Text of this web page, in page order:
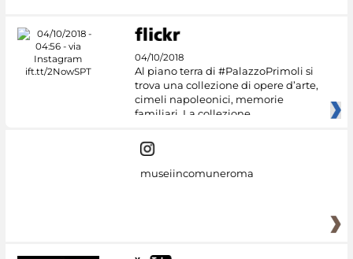
04/10/2018
Al piano terra di #PalazzoPrimoli si
trova una collezione di opere d’arte,
cimeli napoleonici, memorie
familiari. La collezione
museiincomuneroma